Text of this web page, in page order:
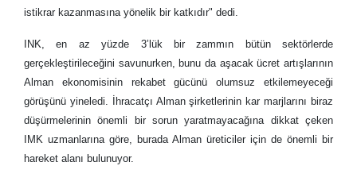
istikrar kazanmasına yönelik bir katkıdır" dedi.
INK, en az yüzde 3’lük bir zammın bütün sektörlerde
gerçekleştirileceğini savunurken, bunu da aşacak ücret artışlarının
Alman ekonomisinin rekabet gücünü olumsuz etkilemeyeceği
görüşünü yineledi. İhracatçı Alman şirketlerinin kar marjlarını biraz
düşürmelerinin önemli bir sorun yaratmayacağına dikkat çeken
IMK uzmanlarına göre, burada Alman üreticiler için de önemli bir
hareket alanı bulunuyor.